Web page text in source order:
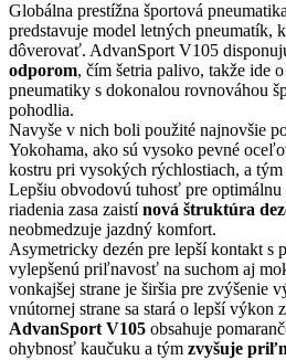
Globálna prestížna športová pneumatika
predstavuje model letných pneumatík,
dôverovať. AdvanSport V105
odporom, čím šetria palivo, takže ide
pneumatiky s dokonalou rovnováhou
pohodlia.
Navyše v nich boli použité najnovšie
Yokohama, ako sú vysoko pevné
kostru pri vysokých rýchlostiach, a
Lepšiu obvodovú tuhosť pre optimálnu
riadenia zasa zaistínová štruktúra
neobmedzuje jazdný komfort.
Asymetricky dezén pre lepší kontakt s
vylepšenú priľnavosť na suchom aj
vonkajšej strane je širšia pre zvýšenie
vnútornej strane sa stará o lepší výkon
AdvanSport V105 obsahuje
ohybnosť kaučuku a tým zvyšuje